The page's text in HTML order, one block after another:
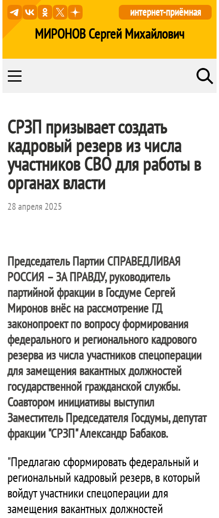
МИРОНОВ Сергей Михайлович
интернет-приёмная
СРЗП призывает создать
кадровый резерв из числа
участников СВО для работы в
органах власти
28 апреля 2025
Председатель Партии СПРАВЕДЛИВАЯ
РОССИЯ – ЗА ПРАВДУ, руководитель
партийной фракции в Госдуме Сергей
Миронов внёс на рассмотрение ГД
законопроект по вопросу формирования
федерального и регионального кадрового
резерва из числа участников спецоперации
для замещения вакантных должностей
государственной гражданской службы.
Соавтором инициативы выступил
Заместитель Председателя Госдумы, депутат
фракции "СРЗП" Александр Бабаков.
"Предлагаю сформировать федеральный и
региональный кадровый резерв, в который
войдут участники спецоперации для
замещения вакантных должностей